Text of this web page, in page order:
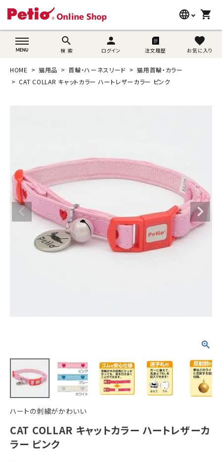
language
wovn-lang-name
shopping_cart
search
検 索
person
ログイン 注文履歴
favorite
お気に入り
search
猫用品
SNS
ご利用案内
ACCOUNT MENU
ようこそ ゲスト 様
HOME 猫用品 首輪・ハーネスリード
猫用首輪・カラー
CAT COLLAR キャットカラー ハートレザーカラー ピンク
ハートの刺繍がかわいい
CAT COLLAR キャットカラー ハートレザーカ
ラー ピンク